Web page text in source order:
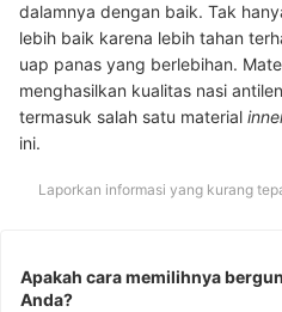
dalamnya dengan baik. Tak
lebih baik karena lebih tahan
uap panas yang berlebihan.
menghasilkan kualitas nasi
termasuk salah satu material
ini.
Laporkan informasi yang kurang
Apakah cara memilihnya
Anda?